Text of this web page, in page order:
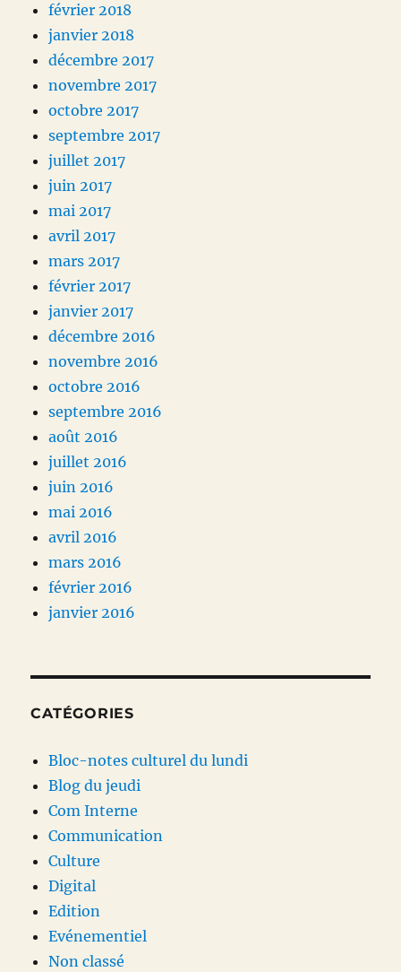
février 2018
janvier 2018
décembre 2017
novembre 2017
octobre 2017
septembre 2017
juillet 2017
juin 2017
mai 2017
avril 2017
mars 2017
février 2017
janvier 2017
décembre 2016
novembre 2016
octobre 2016
septembre 2016
août 2016
juillet 2016
juin 2016
mai 2016
avril 2016
mars 2016
février 2016
janvier 2016
CATÉGORIES
Bloc-notes culturel du lundi
Blog du jeudi
Com Interne
Communication
Culture
Digital
Edition
Evénementiel
Non classé